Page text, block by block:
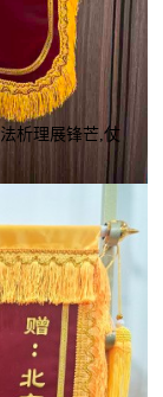
析理展锋芒,仗